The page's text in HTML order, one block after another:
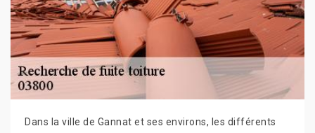
Dans la ville de Gannat et ses environs, les différents